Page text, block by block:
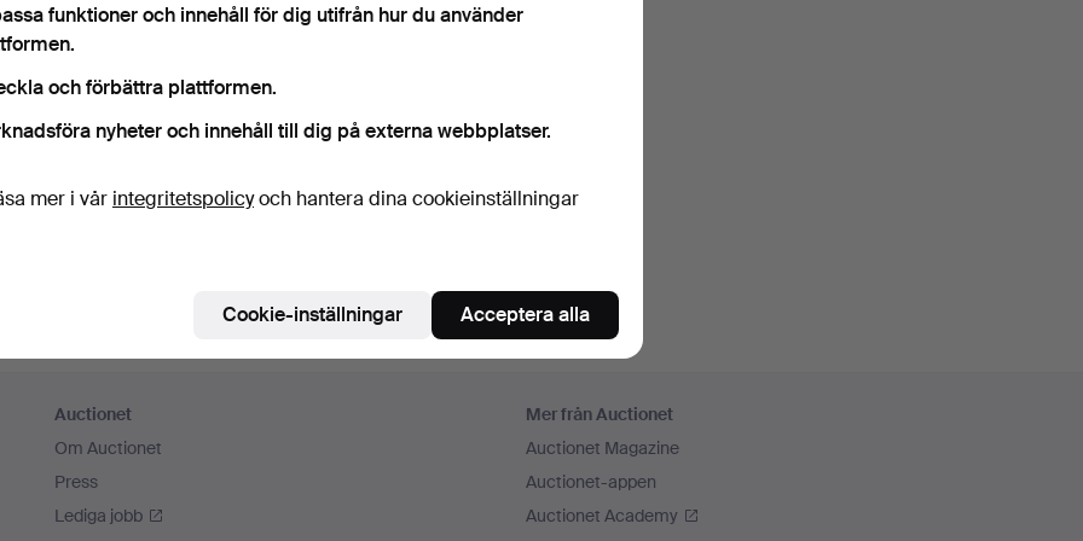
ihåg mig
Logga in
Auctionet
Om Auctionet
Press
Lediga jobb
Mer från Auctionet
Auctionet Magazine
Auctionet-appen
Auctionet Academy
funktioner och innehåll för dig utifrån hur du använder
och förbättra plattformen.
nyheter och innehåll till dig på externa webbplatser.
mer i vår integritetspolicyoch hantera dina cookieinställningar
Cookie-inställningar Acceptera alla